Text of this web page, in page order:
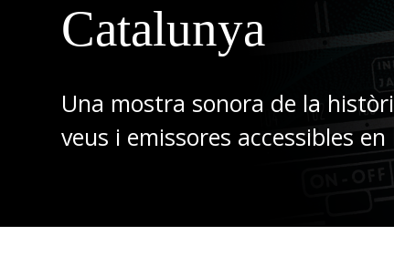
Catalunya
Una mostra sonora de la
veus i emissores accessibles en